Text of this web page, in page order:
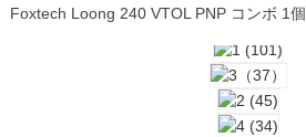
Foxtech Loong 240 VTOL PNP コンボ 1個